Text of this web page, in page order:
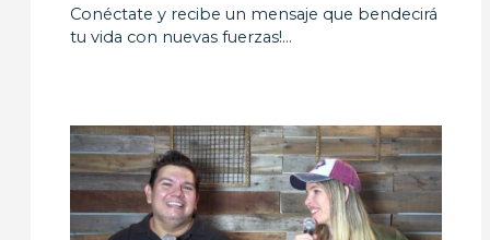
Conéctate y recibe un mensaje que bendecirá
tu vida con nuevas fuerzas!…